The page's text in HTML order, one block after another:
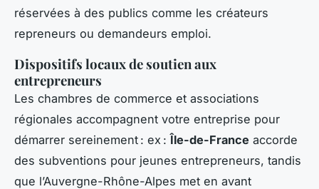
réservées à des publics comme les créateurs
repreneurs ou demandeurs emploi.
Dispositifs locaux de soutien aux
entrepreneurs
Les chambres de commerce et associations
régionales accompagnent votre entreprise pour
démarrer sereinement : ex :Île-de-France accorde
des subventions pour jeunes entrepreneurs, tandis
que l’Auvergne-Rhône-Alpes met en avant